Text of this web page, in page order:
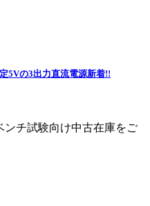
5Vの3出力直流電源新着!!
ンチ試験向け中古在庫をご